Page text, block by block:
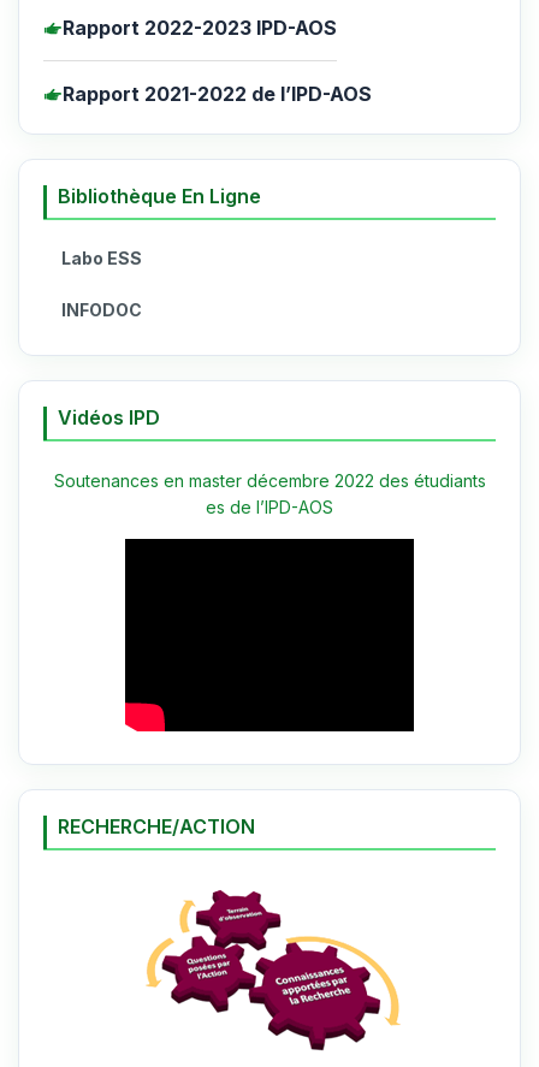
Rapport 2022-2023 IPD-AOS
Rapport 2021-2022 de l’IPD-AOS
Bibliothèque En Ligne
Labo ESS
INFODOC
Vidéos IPD
Soutenances en master décembre 2022 des étudiants
es de l’IPD-AOS
RECHERCHE/ACTION